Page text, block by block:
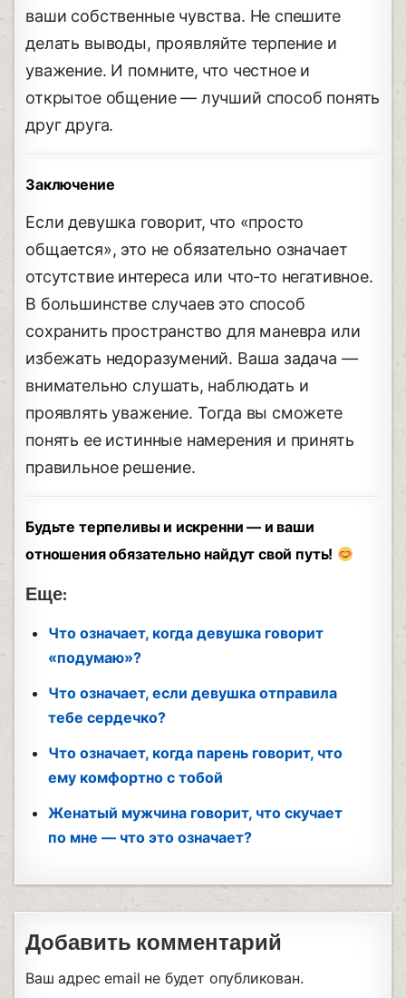
ваши собственные чувства. Не спешите
делать выводы, проявляйте терпение и
уважение. И помните, что честное и
открытое общение — лучший способ понять
друг друга.
Заключение
Если девушка говорит, что «просто
общается», это не обязательно означает
отсутствие интереса или что-то негативное.
В большинстве случаев это способ
сохранить пространство для маневра или
избежать недоразумений. Ваша задача —
внимательно слушать, наблюдать и
проявлять уважение. Тогда вы сможете
понять ее истинные намерения и принять
правильное решение.
Будьте терпеливы и искренни — и ваши
отношения обязательно найдут свой путь!
Еще:
Что означает, когда девушка говорит
«подумаю»?
Что означает, если девушка отправила
тебе сердечко?
Что означает, когда парень говорит, что
ему комфортно с тобой
Женатый мужчина говорит, что скучает
по мне — что это означает?
Добавить комментарий
Ваш адрес email не будет опубликован.